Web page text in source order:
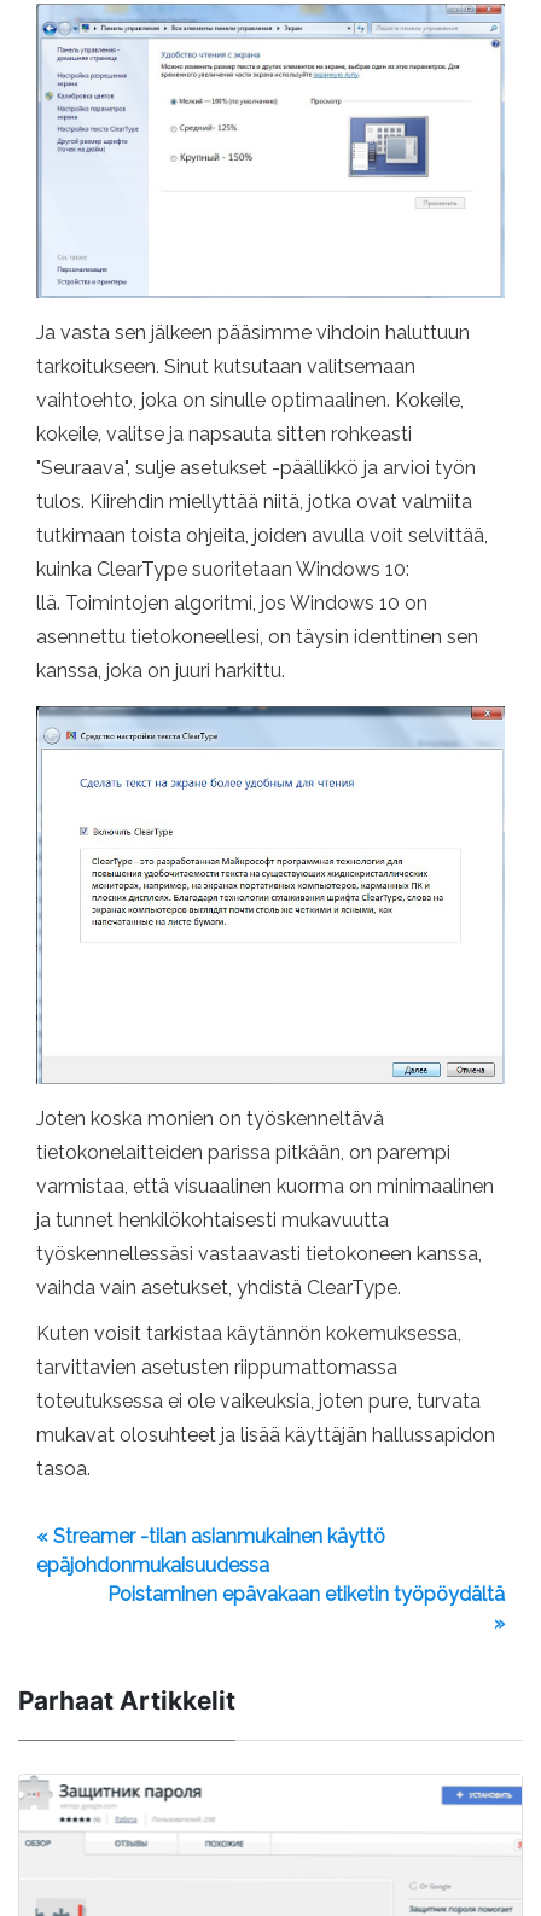
Ja vasta sen jälkeen pääsimme vihdoin haluttuun
tarkoitukseen. Sinut kutsutaan valitsemaan
vaihtoehto, joka on sinulle optimaalinen. Kokeile,
kokeile, valitse ja napsauta sitten rohkeasti
"Seuraava", sulje asetukset -päällikkö ja arvioi työn
tulos. Kiirehdin miellyttää niitä, jotka ovat valmiita
tutkimaan toista ohjeita, joiden avulla voit selvittää,
kuinka ClearType suoritetaan Windows 10:
llä. Toimintojen algoritmi, jos Windows 10 on
asennettu tietokoneellesi, on täysin identtinen sen
kanssa, joka on juuri harkittu.
Joten koska monien on työskenneltävä
tietokonelaitteiden parissa pitkään, on parempi
varmistaa, että visuaalinen kuorma on minimaalinen
ja tunnet henkilökohtaisesti mukavuutta
työskennellessäsi vastaavasti tietokoneen kanssa,
vaihda vain asetukset, yhdistä ClearType.
Kuten voisit tarkistaa käytännön kokemuksessa,
tarvittavien asetusten riippumattomassa
toteutuksessa ei ole vaikeuksia, joten pure, turvata
mukavat olosuhteet ja lisää käyttäjän hallussapidon
tasoa.
« Streamer -tilan asianmukainen käyttö
epäjohdonmukaisuudessa
Poistaminen epävakaan etiketin työpöydältä
»
Parhaat Artikkelit